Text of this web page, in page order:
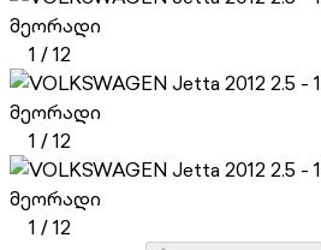
მეორადი
1 /12
მეორადი
1 /12
მეორადი
1 /12